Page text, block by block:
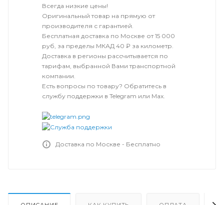
Всегда низкие цены!
Оригинальный товар на прямую от
производителя с гарантией.
Бесплатная доставка по Москве от 15 000
руб, за пределы МКАД 40 ₽ за километр.
Доставка в регионы рассчитывается по
тарифам, выбранной Вами транспортной
компании.
Есть вопросы по товару? Обратитесь в
службу поддержки в Telegram или Max.
Доставка по Москве - Бесплатно